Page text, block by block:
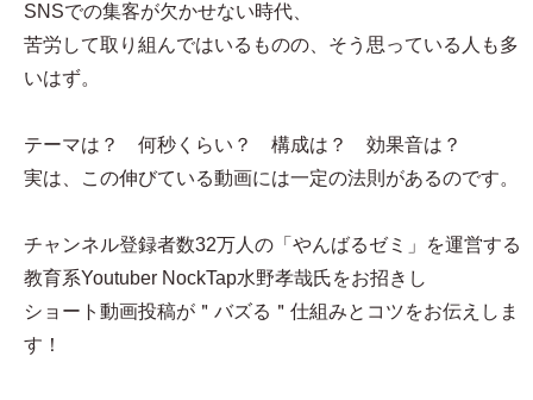
SNSでの集客が欠かせない時代、
苦労して取り組んではいるものの、そう思っている人も多
いはず。
テーマは？ 何秒くらい？ 構成は？ 効果音は？
実は、この伸びている動画には一定の法則があるのです。
チャンネル登録者数32万人の「やんばるゼミ」を運営する
教育系Youtuber NockTap水野孝哉氏をお招きし
ショート動画投稿が＂バズる＂仕組みとコツをお伝えしま
す！